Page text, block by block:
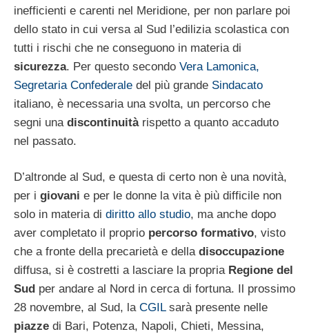
inefficienti e carenti nel Meridione, per non parlare poi
dello stato in cui versa al Sud l’edilizia scolastica con
tutti i rischi che ne conseguono in materia di
sicurezza. Per questo secondo Vera Lamonica,
Segretaria Confederale del più grande Sindacato
italiano, è necessaria una svolta, un percorso che
segni una discontinuitàrispetto a quanto accaduto
nel passato.
D’altronde al Sud, e questa di certo non è una novità,
per i giovani e per le donne la vita è più difficile non
solo in materia di diritto allo studio, ma anche dopo
aver completato il proprio percorso formativo, visto
che a fronte della precarietà e della disoccupazione
diffusa, si è costretti a lasciare la propria Regione del
Sud per andare al Nord in cerca di fortuna. Il prossimo
28 novembre, al Sud, la CGILsarà presente nelle
piazze di Bari, Potenza, Napoli, Chieti, Messina,